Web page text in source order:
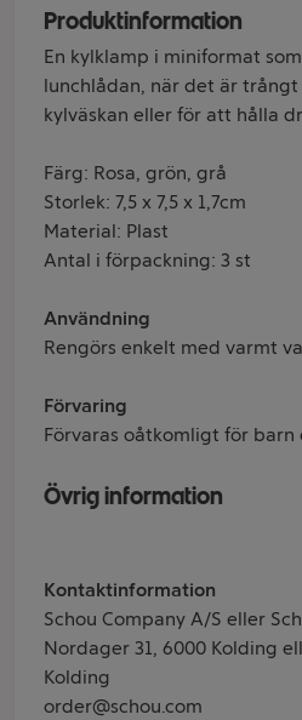
Produktinformation
En kylklamp i miniformat
lunchlådan, när det är
kylväskan eller för att hålla
Färg: Rosa, grön, grå
Storlek: 7,5 x 7,5 x 1,7cm
Material: Plast
Antal i förpackning: 3 st
Användning
Rengörs enkelt med varmt
Förvaring
Förvaras oåtkomligt för barn
Övrig information
Kontaktinformation
Schou Company A/S eller
Nordager 31, 6000 Kolding
Kolding
order@schou.com